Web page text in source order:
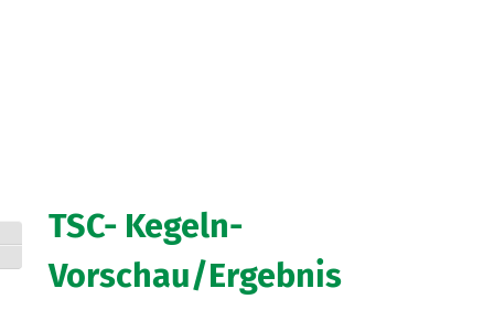
Umschalten auf hohe Kontraste
Schrift vergrößern
TSC- Kegeln-
Vorschau/Ergebnis